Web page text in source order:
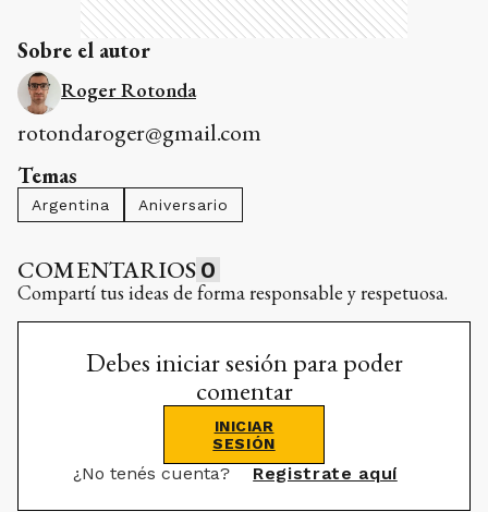
Sobre el autor
Roger Rotonda
rotondaroger@gmail.com
Temas
Argentina Aniversario
COMENTARIOS 0
Compartí tus ideas de forma responsable y respetuosa.
Debes iniciar sesión para poder
comentar
INICIAR
SESIÓN
¿No tenés cuenta? Registrate aquí